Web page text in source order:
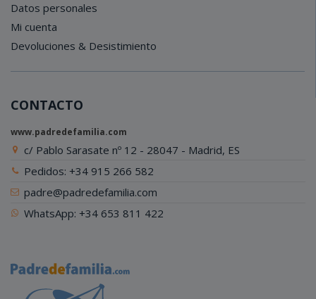
Datos personales
Mi cuenta
Devoluciones & Desistimiento
CONTACTO
www.padredefamilia.com
c/ Pablo Sarasate nº 12 - 28047 - Madrid, ES
Pedidos: +34 915 266 582
padre@padredefamilia.com
WhatsApp: +34 653 811 422